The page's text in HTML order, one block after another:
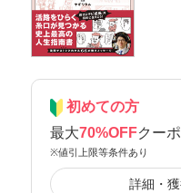
初めての方
最大70%OFFクー
※値引上限等条件あり
詳細・